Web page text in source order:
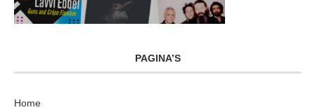
PAGINA’S
Home